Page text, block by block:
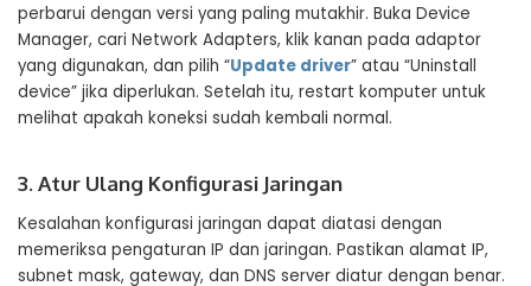
perbarui dengan versi yang paling mutakhir. Buka Device
Manager, cari Network Adapters, klik kanan pada adaptor
yang digunakan, dan pilih “Update driver” atau “Uninstall
device” jika diperlukan. Setelah itu, restart komputer untuk
melihat apakah koneksi sudah kembali normal.
3. Atur Ulang Konfigurasi Jaringan
Kesalahan konfigurasi jaringan dapat diatasi dengan
memeriksa pengaturan IP dan jaringan. Pastikan alamat IP,
subnet mask, gateway, dan DNS server diatur dengan benar.